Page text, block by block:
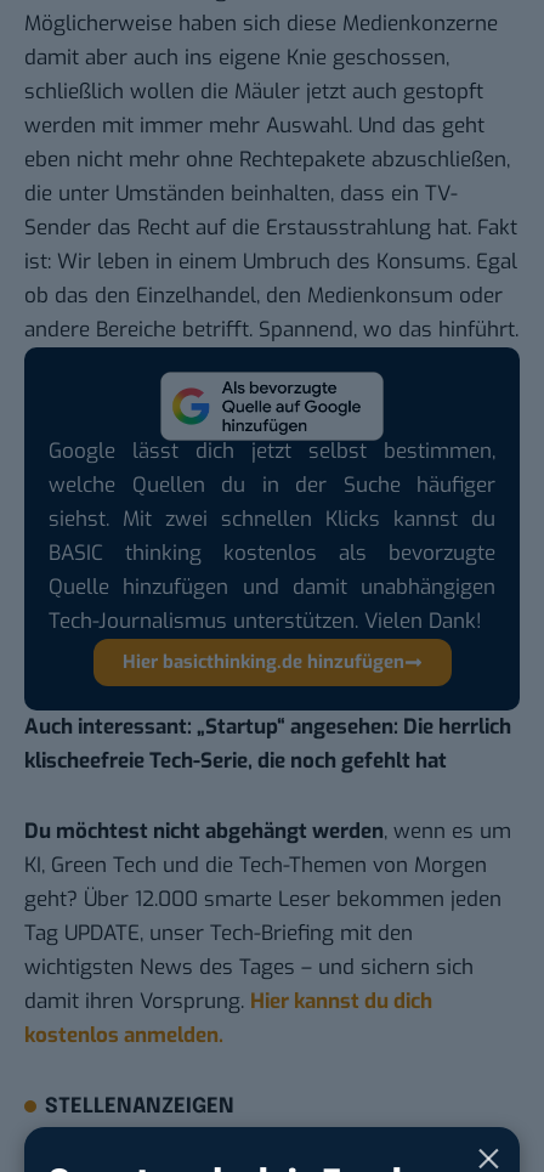
Möglicherweise haben sich diese Medienkonzerne
damit aber auch ins eigene Knie geschossen,
schließlich wollen die Mäuler jetzt auch gestopft
werden mit immer mehr Auswahl. Und das geht
eben nicht mehr ohne Rechtepakete abzuschließen,
die unter Umständen beinhalten, dass ein TV-
Sender das Recht auf die Erstausstrahlung hat. Fakt
ist: Wir leben in einem Umbruch des Konsums. Egal
ob das den Einzelhandel, den Medienkonsum oder
andere Bereiche betrifft. Spannend, wo das hinführt.
Google lässt dich jetzt selbst bestimmen,
welche Quellen du in der Suche häufiger
siehst. Mit zwei schnellen Klicks kannst du
BASIC thinking kostenlos als bevorzugte
Quelle hinzufügen und damit unabhängigen
Tech-Journalismus unterstützen. Vielen Dank!
Hier basicthinking.de hinzufügen
Auch interessant: „Startup“ angesehen: Die herrlich
klischeefreie Tech-Serie, die noch gefehlt hat
Du möchtest nicht abgehängt werden, wenn es um
KI, Green Tech und die Tech-Themen von Morgen
geht? Über 12.000 smarte Leser bekommen jeden
Tag UPDATE, unser Tech-Briefing mit den
wichtigsten News des Tages – und sichern sich
damit ihren Vorsprung. Hier kannst du dich
kostenlos anmelden.
STELLENANZEIGEN